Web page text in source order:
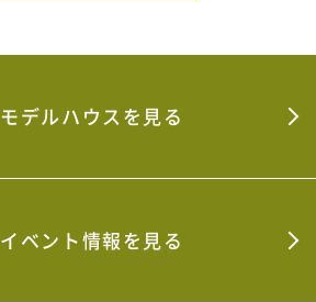
2026年4月
2026年3月
2025年12月
モデルハウスを見る
イベント情報を見る